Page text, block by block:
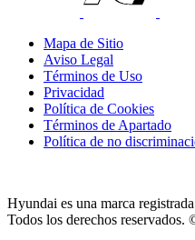
Mapa de Sitio
Aviso Legal
Términos de Uso
Privacidad
Política de Cookies
Términos de Apartado
Política de no
Hyundai es una marca
Todos los derechos